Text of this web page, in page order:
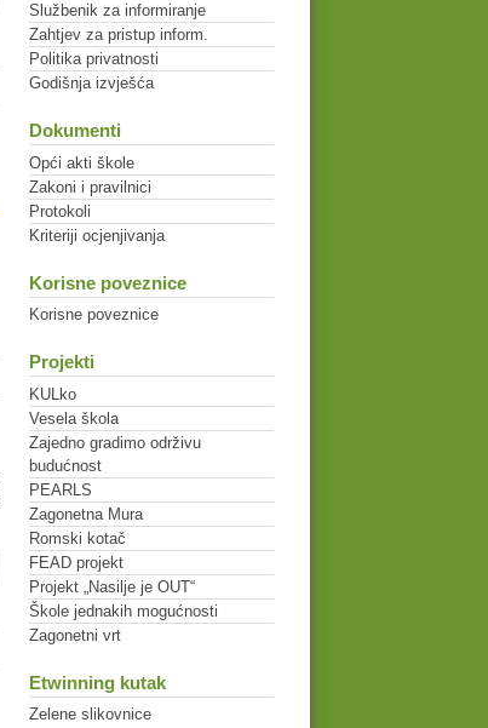
Službenik za informiranje
Zahtjev za pristup inform.
Politika privatnosti
Godišnja izvješća
Dokumenti
Opći akti škole
Zakoni i pravilnici
Protokoli
Kriteriji ocjenjivanja
Korisne poveznice
Korisne poveznice
Projekti
KULko
Vesela škola
Zajedno gradimo održivu
budućnost
PEARLS
Zagonetna Mura
Romski kotač
FEAD projekt
Projekt „Nasilje je OUT“
Škole jednakih mogućnosti
Zagonetni vrt
Etwinning kutak
Zelene slikovnice